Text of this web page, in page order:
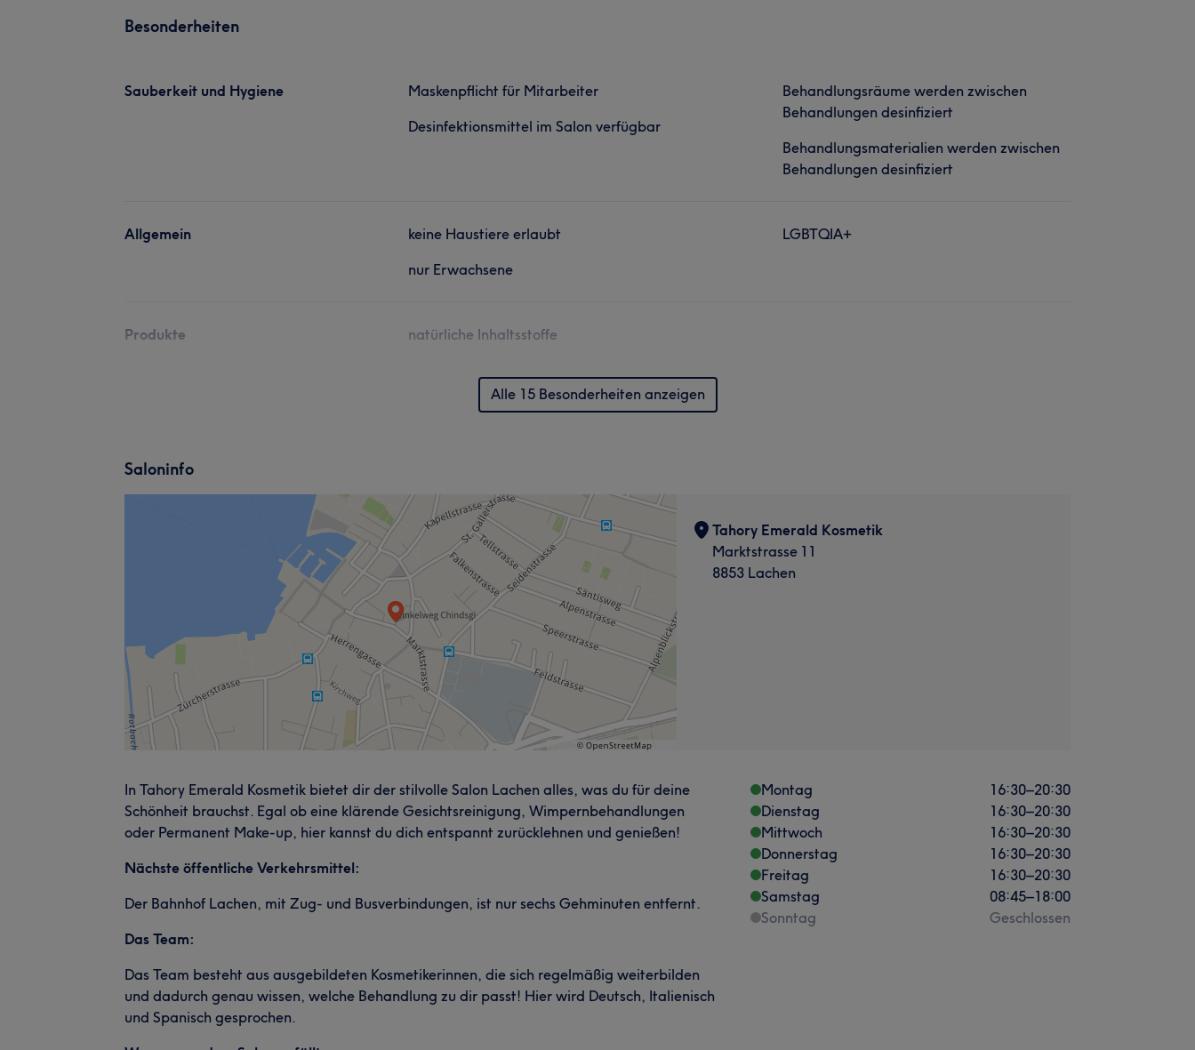
Besonderheiten
Sauberkeit und Hygiene
Maskenpflicht für Mitarbeiter
Desinfektionsmittel im Salon verfügbar
Behandlungsräume werden zwischen
Behandlungen desinfiziert
Behandlungsmaterialien werden zwischen
Behandlungen desinfiziert
Allgemein
keine Haustiere erlaubt
nur Erwachsene
LGBTQIA+
Produkte natürliche Inhaltsstoffe
Alle 15 Besonderheiten anzeigen
Saloninfo
Tahory Emerald Kosmetik
Marktstrasse 11
8853 Lachen
In Tahory Emerald Kosmetik bietet dir der stilvolle Salon Lachen alles, was du für deine
Schönheit brauchst. Egal ob eine klärende Gesichtsreinigung, Wimpernbehandlungen
oder Permanent Make-up, hier kannst du dich entspannt zurücklehnen und genießen!
Nächste öffentliche Verkehrsmittel:
Der Bahnhof Lachen, mit Zug- und Busverbindungen, ist nur sechs Gehminuten entfernt.
Das Team:
Das Team besteht aus ausgebildeten Kosmetikerinnen, die sich regelmäßig weiterbilden
und dadurch genau wissen, welche Behandlung zu dir passt! Hier wird Deutsch, Italienisch
und Spanisch gesprochen.
Montag 16:30–20:30
Dienstag
16:30–20:30
Mittwoch
16:30–20:30
Donnerstag
16:30–20:30
Freitag
16:30–20:30
Samstag
08:45–18:00
Sonntag
Geschlossen